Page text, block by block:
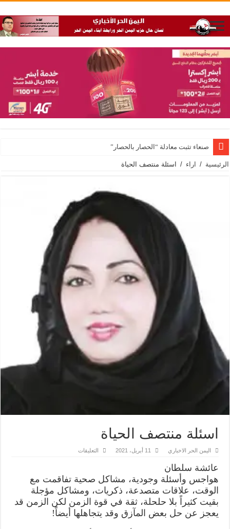
صنعاء تثبت معادلة “الحصار بالحصار”
الرئيسية / اراء / اسئلة منتصف الحياة
اسئلة منتصف الحياة
اليمن الحر الاخباري 11 أبريل، 2021 التعليقات
مغلقة
عائشة سلطان
هواجس وأسئلة وجودية، مشاكل صحية تفاقمت مع
الوقت، علاقات متصدعة، ذكريات، ومشاكل مؤجلة
بقيت كثيراً بلا حلحلة، ثقة في قوة الزمن لكن الزمن قد
يعجز عن حل بعض المآزق وقد يتجاهلها أيضاً!